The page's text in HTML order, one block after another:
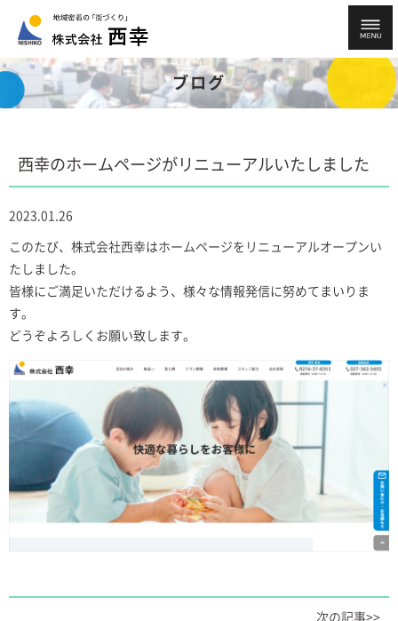
ブログ
西幸のホームページがリニューアルいたしました
2023.01.26
このたび、株式会社西幸はホームページをリニューアルオープンい
たしました。
皆様にご満足いただけるよう、様々な情報発信に努めてまいりま
す。
どうぞよろしくお願い致します。
次の記事>>
高崎支店 027-362-5601